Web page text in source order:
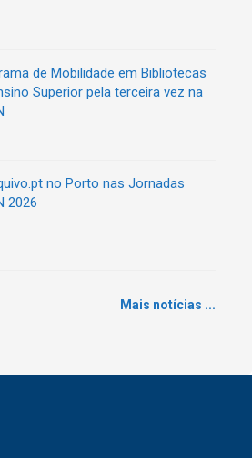
de Mobilidade em Bibliotecas
Superior pela terceira vez na
no Porto nas Jornadas
2026
Mais notícias ...